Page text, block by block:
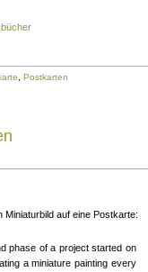
Postkarten
Miniaturbild auf eine Postkarte:
phase of a project started on
a miniature painting every